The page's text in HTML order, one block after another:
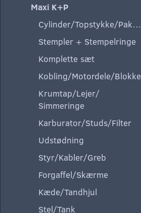
Maxi K+P
Cylinder/Topstykke/Pakning
Stempler + Stempelringe
Komplette sæt
Kobling/Motordele/Blokke
Krumtap/Lejer/
Simmeringe
Karburator/Studs/Filter
Udstødning
Styr/Kabler/Greb
Forgaffel/Skærme
Kæde/Tandhjul
Stel/Tank